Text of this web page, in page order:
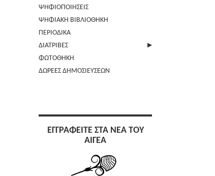
ΨΗΦΙΟΠΟΙΗΣΕΙΣ
ΨΗΦΙΑΚΗ ΒΙΒΛΙΟΘΗΚΗ
ΠΕΡΙΟΔΙΚΑ
ΔΙΑΤΡΙΒΕΣ
ΑΠΟΣΤΟΛΗ ΠΕΡΙΛΗΨΗΣ
ΦΩΤΟΘΗΚΗ
ΔΩΡΕΕΣ ΔΗΜΟΣΙΕΥΣΕΩΝ
ΕΓΓΡΑΦΕΙΤΕ ΣΤΑ ΝΕΑ ΤΟΥ
ΑΙΓΕΑ